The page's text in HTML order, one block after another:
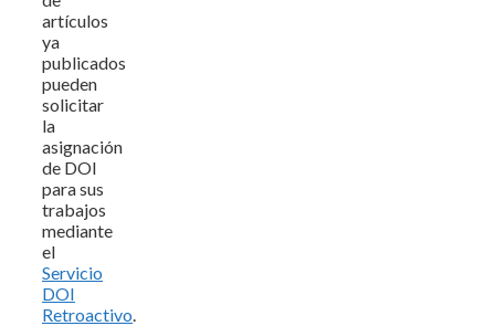
artículos
ya
publicados
pueden
solicitar
la
asignación
de DOI
para sus
trabajos
mediante
el
Servicio
DOI
Retroactivo